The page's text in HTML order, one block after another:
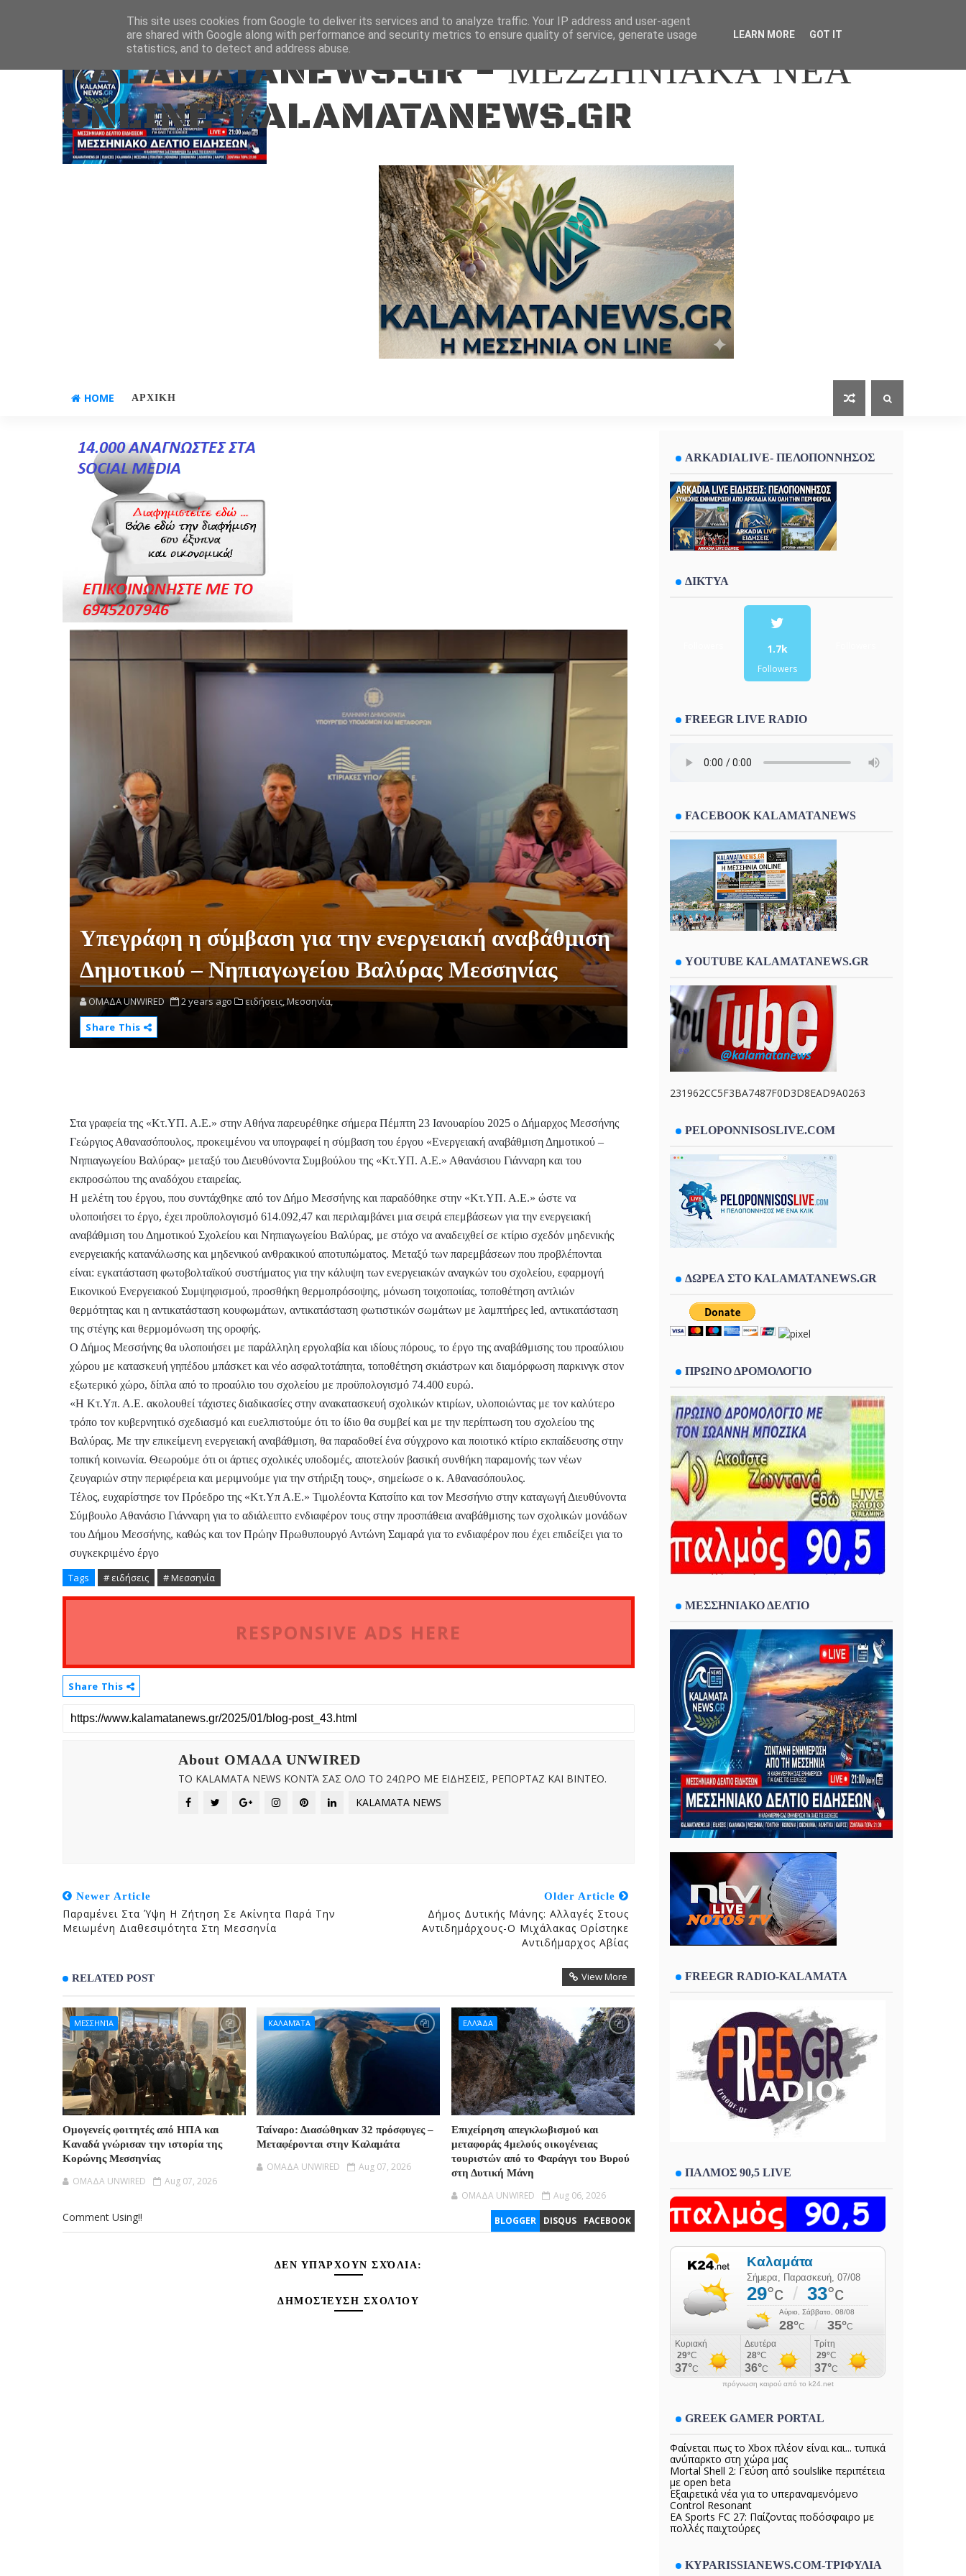
Aug 7, 2026
KALAMATANEWS.GR - ΜΕΣΣΗΝΙΑΚΑ ΝΕΑ
ONLINE-KALAMATANEWS.GR
HOME ΑΡΧΙΚΗ
Υπεγράφη η σύμβαση για την ενεργειακή αναβάθμιση
Δημοτικού – Νηπιαγωγείου Βαλύρας Μεσσηνίας
OMAΔΑ UNWIRED 2 years ago ειδήσεις,Μεσσηνία,
Share This
Στα γραφεία της «Κτ.ΥΠ. Α.Ε.» στην Αθήνα παρευρέθηκε σήμερα Πέμπτη 23 Ιανουαρίου 2025 ο Δήμαρχος Μεσσήνης
Γεώργιος Αθανασόπουλος, προκειμένου να υπογραφεί η σύμβαση του έργου «Ενεργειακή αναβάθμιση Δημοτικού –
Νηπιαγωγείου Βαλύρας» μεταξύ του Διευθύνοντα Συμβούλου της «Κτ.ΥΠ. Α.Ε.» Αθανάσιου Γιάνναρη και του
εκπροσώπου της αναδόχου εταιρείας.
Η μελέτη του έργου, που συντάχθηκε από τον Δήμο Μεσσήνης και παραδόθηκε στην «Κτ.ΥΠ. Α.Ε.» ώστε να
υλοποιήσει το έργο, έχει προϋπολογισμό 614.092,47 και περιλαμβάνει μια σειρά επεμβάσεων για την ενεργειακή
αναβάθμιση του Δημοτικού Σχολείου και Νηπιαγωγείου Βαλύρας, με στόχο να αναδειχθεί σε κτίριο σχεδόν μηδενικής
ενεργειακής κατανάλωσης και μηδενικού ανθρακικού αποτυπώματος. Μεταξύ των παρεμβάσεων που προβλέπονται
είναι: εγκατάσταση φωτοβολταϊκού συστήματος για την κάλυψη των ενεργειακών αναγκών του σχολείου, εφαρμογή
Εικονικού Ενεργειακού Συμψηφισμού, προσθήκη θερμοπρόσοψης, μόνωση τοιχοποιίας, τοποθέτηση αντλιών
θερμότητας και η αντικατάσταση κουφωμάτων, αντικατάσταση φωτιστικών σωμάτων με λαμπτήρες led, αντικατάσταση
της στέγης και θερμομόνωση της οροφής.
Ο Δήμος Μεσσήνης θα υλοποιήσει με παράλληλη εργολαβία και ιδίους πόρους, το έργο της αναβάθμισης του προαύλιου
χώρου με κατασκευή γηπέδου μπάσκετ και νέο ασφαλτοτάπητα, τοποθέτηση σκιάστρων και διαμόρφωση παρκινγκ στον
εξωτερικό χώρο, δίπλα από το προαύλιο του σχολείου με προϋπολογισμό 74.400 ευρώ.
«Η Κτ.Υπ. Α.Ε. ακολουθεί τάχιστες διαδικασίες στην ανακατασκευή σχολικών κτιρίων, υλοποιώντας με τον καλύτερο
τρόπο τον κυβερνητικό σχεδιασμό και ευελπιστούμε ότι το ίδιο θα συμβεί και με την περίπτωση του σχολείου της
Βαλύρας. Με την επικείμενη ενεργειακή αναβάθμιση, θα παραδοθεί ένα σύγχρονο και ποιοτικό κτίριο εκπαίδευσης στην
τοπική κοινωνία. Θεωρούμε ότι οι άρτιες σχολικές υποδομές, αποτελούν βασική συνθήκη παραμονής των νέων
ζευγαριών στην περιφέρεια και μεριμνούμε για την στήριξη τους», σημείωσε ο κ. Αθανασόπουλος.
Τέλος, ευχαρίστησε τον Πρόεδρο της «Κτ.Υπ Α.Ε.» Τιμολέοντα Κατσίπο και τον Μεσσήνιο στην καταγωγή Διευθύνοντα
Σύμβουλο Αθανάσιο Γιάνναρη για το αδιάλειπτο ενδιαφέρον τους στην προσπάθεια αναβάθμισης των σχολικών μονάδων
του Δήμου Μεσσήνης, καθώς και τον Πρώην Πρωθυπουργό Αντώνη Σαμαρά για το ενδιαφέρον που έχει επιδείξει για το
συγκεκριμένο έργο
Tags # ειδήσεις # Μεσσηνία
RESPONSIVE ADS HERE
Share This
About OMAΔΑ UNWIRED
ΤΟ KALAMATA NEWS ΚΟΝΤΆ ΣΑΣ ΟΛΟ ΤΟ 24ΩΡΟ ΜΕ ΕΙΔΗΣΕΙΣ, ΡΕΠΟΡΤΑΖ ΚΑΙ ΒΙΝΤΕΟ.
KALAMATA NEWS
Newer Article
Παραμένει Στα Ύψη Η Ζήτηση Σε Ακίνητα Παρά Την
Μειωμένη Διαθεσιμότητα Στη Μεσσηνία
Older Article
Δήμος Δυτικής Μάνης: Αλλαγές Στους
Αντιδημάρχους-Ο Μιχάλακας Ορίστηκε
Αντιδήμαρχος Αβίας
RELATED POST View More
ΜΕΣΣΗΝΊΑ
Ομογενείς φοιτητές από ΗΠΑ και
Καναδά γνώρισαν την ιστορία της
Κορώνης Μεσσηνίας
OMAΔΑ UNWIRED Aug 07, 2026
ΚΑΛΑΜΆΤΑ
Ταίναρο: Διασώθηκαν 32 πρόσφυγες –
Μεταφέρονται στην Καλαμάτα
OMAΔΑ UNWIRED Aug 07, 2026
ΕΛΛΆΔΑ
Επιχείρηση απεγκλωβισμού και
μεταφοράς 4μελούς οικογένειας
τουριστών από το Φαράγγι του Βυρού
στη Δυτική Μάνη
OMAΔΑ UNWIRED Aug 06, 2026
BLOGGER DISQUS FACEBOOK
Comment Using!!
ΔΕΝ ΥΠΆΡΧΟΥΝ ΣΧΌΛΙΑ:
ΔΗΜΟΣΊΕΥΣΗ ΣΧΟΛΊΟΥ
ARKADIALIVE- ΠΕΛΟΠΟΝΝΗΣΟΣ
ΔΙΚΤΥΑ
1.7k
Followers
FREEGR LIVE RADIO
FACEBOOK KALAMATANEWS
YOUTUBE KALAMATANEWS.GR
231962CC5F3BA7487F0D3D8EAD9A0263
PELOPONNISOSLIVE.COM
ΔΩΡΕΑ ΣΤΟ KALAMATANEWS.GR
ΠΡΩΙΝΟ ΔΡΟΜΟΛΟΓΙΟ
ΜΕΣΣΗΝΙΑΚΟ ΔΕΛΤΙΟ
FREEGR RADIO-KALAMATA
ΠΑΛΜΟΣ 90,5 LIVE
πρόγνωση καιρού από το k24.net
GREEK GAMER PORTAL
Φαίνεται πως το Xbox πλέον είναι και... τυπικά
ανύπαρκτο στη χώρα μας
Mortal Shell 2: Γεύση από soulslike περιπέτεια
με open beta
Εξαιρετικά νέα για το υπεραναμενόμενο
Control Resonant
EA Sports FC 27: Παίζοντας ποδόσφαιρο με
πολλές παιχτούρες
KYPARISSIANEWS.COM-ΤΡΙΦΥΛΙΑ
This site uses cookies from Google to deliver its services and to analyze traffic. Your IP address and user-agent
are shared with Google along with performance and security metrics to ensure quality of service, generate usage
statistics, and to detect and address abuse.
LEARN MORE GOT IT